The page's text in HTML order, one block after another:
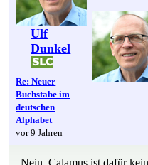
Ulf
Dunkel
Re: Neuer
Buchstabe im
deutschen
Alphabet
vor 9 Jahren
Nein, Calamus ist dafür